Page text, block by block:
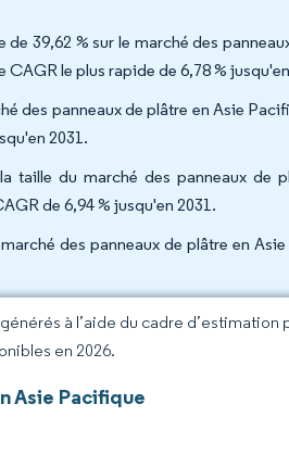
39,62 % sur le marché des
le plus rapide de 6,78 %
des panneaux de plâtre en Asie
2031.
taille du marché des panneaux de
de 6,94 % jusqu'en 2031.
des panneaux de plâtre en
à l’aide du cadre
en 2026.
Asie Pacifique